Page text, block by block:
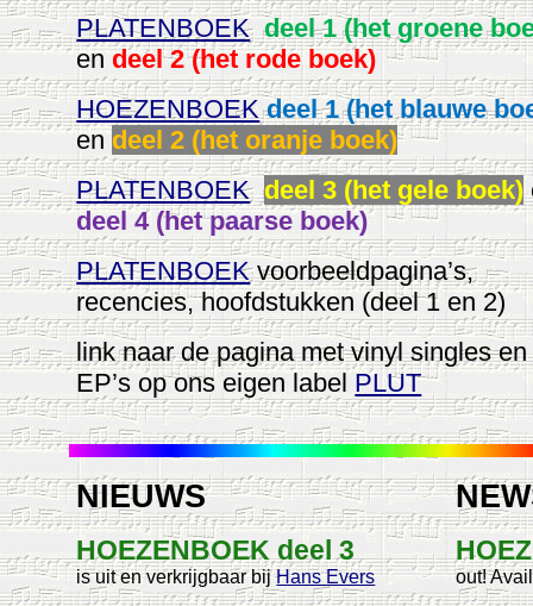
PLATENBOEK deel 1 (het groene
endeel 2 (het rode boek)
HOEZENBOEKdeel 1 (het blauwe
endeel 2 (het oranje boek)
PLATENBOEK deel 3 (het gele boek)
deel 4 (het paarse boek)
PLATENBOEKvoorbeeldpagina’s,
recencies, hoofdstukken (deel 1 en 2)
linknaar de pagina met vinyl singles en
EP’s op ons eigen label PLUT
NIEUWS
HOEZENBOEK deel 3
is uit en verkrijgbaar bijHans Evers out!